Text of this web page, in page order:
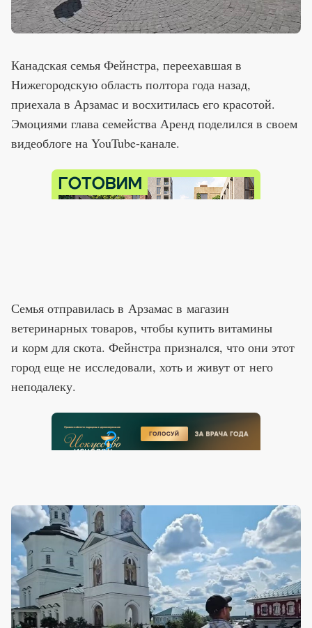
Канадская семья Фейнстра, переехавшая в
Нижегородскую область полтора года назад,
приехала в Арзамас и восхитилась его красотой.
Эмоциями глава семейства Аренд поделился в своем
видеоблоге на YouTube-канале.
Семья отправилась в Арзамас в магазин
ветеринарных товаров, чтобы купить витамины
и корм для скота. Фейнстра признался, что они этот
город еще не исследовали, хоть и живут от него
неподалеку.